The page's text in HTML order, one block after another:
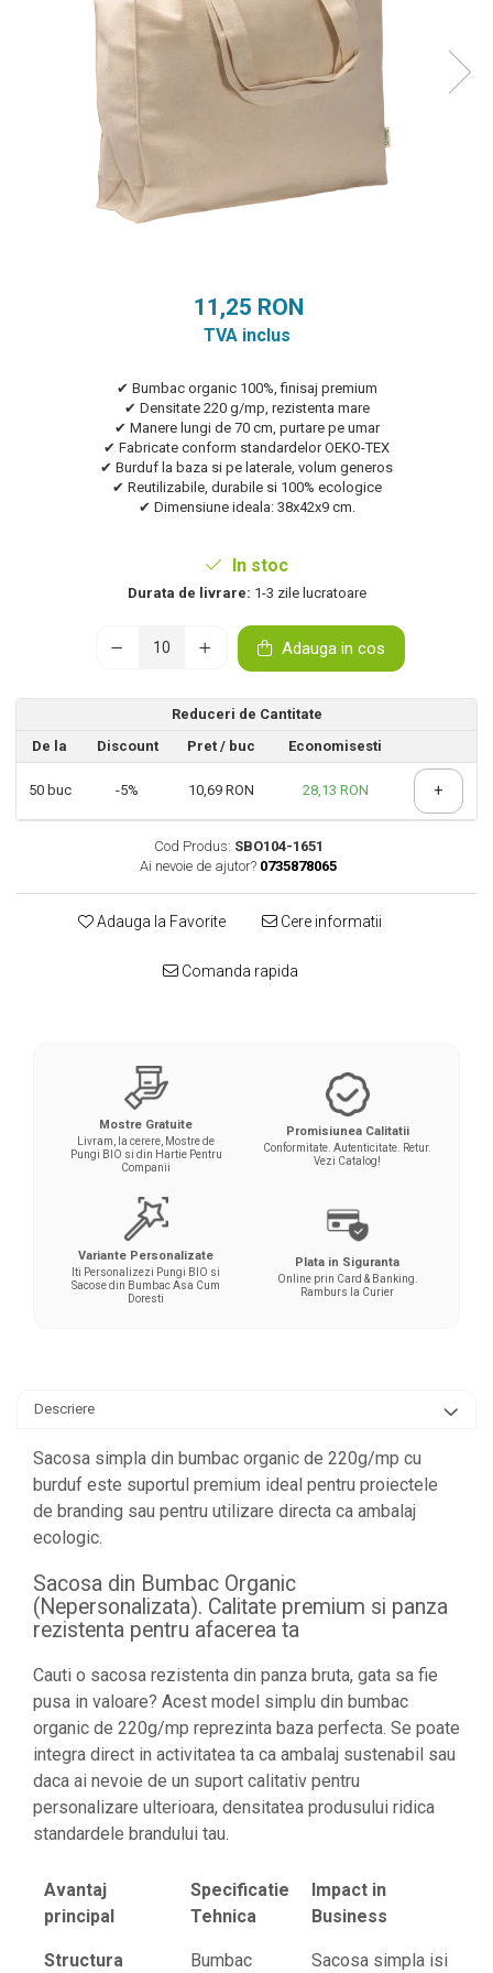
11,25 RON
TVA inclus
✔ Bumbac organic 100%, finisaj premium
✔ Densitate 220 g/mp, rezistenta mare
✔ Manere lungi de 70 cm, purtare pe umar
✔ Fabricate conform standardelor OEKO-TEX
✔ Burduf la baza si pe laterale, volum generos
✔ Reutilizabile, durabile si 100% ecologice
✔ Dimensiune ideala: 38x42x9 cm.
In stoc
Durata de livrare: 1-3 zile lucratoare
Adauga in cos
Reduceri de Cantitate
De la
Discount Pret / buc Economisesti
50buc -5% 10,69 RON 28,13 RON +
Cod Produs: SBO104-1651
Ai nevoie de ajutor? 0735878065
Adauga la Favorite Cere informatii
Comanda rapida
Mostre Gratuite
Livram, la cerere, Mostre de
Pungi BIO si din Hartie Pentru
Companii
Promisiunea Calitatii
Conformitate. Autenticitate. Retur.
Vezi Catalog!
Variante Personalizate
Iti Personalizezi Pungi BIO si
Sacose din Bumbac Asa Cum
Doresti
Plata in Siguranta
Online prin Card & Banking.
Ramburs la Curier
Descriere
Sacosa simpla din bumbac organic de 220g/mp cu
burduf este suportul premium ideal pentru proiectele
de branding sau pentru utilizare directa ca ambalaj
ecologic.
Sacosa din Bumbac Organic
(Nepersonalizata). Calitate premium si panza
rezistenta pentru afacerea ta
Cauti o sacosa rezistenta din panza bruta, gata sa fie
pusa in valoare? Acest model simplu din bumbac
organic de 220g/mp reprezinta baza perfecta. Se poate
integra direct in activitatea ta ca ambalaj sustenabil sau
daca ai nevoie de un suport calitativ pentru
personalizare ulterioara, densitatea produsului ridica
standardele brandului tau.
Avantaj
principal
Specificatie
Tehnica
Impact in
Business
Structura Bumbac Sacosa simpla isi